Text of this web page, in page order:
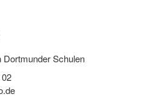
Dortmunder Schulen